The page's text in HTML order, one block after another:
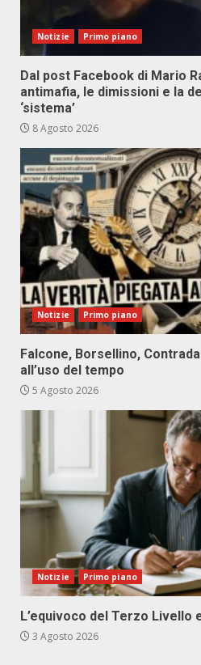
Notizie Primo piano
Dal post Facebook di Mario
antimafia, le dimissioni e la
‘sistema’
8 Agosto 2026
Notizie Primo piano
Falcone, Borsellino,
all’uso del tempo
5 Agosto 2026
Notizie Primo piano
L’equivoco del Terzo Livello
3 Agosto 2026